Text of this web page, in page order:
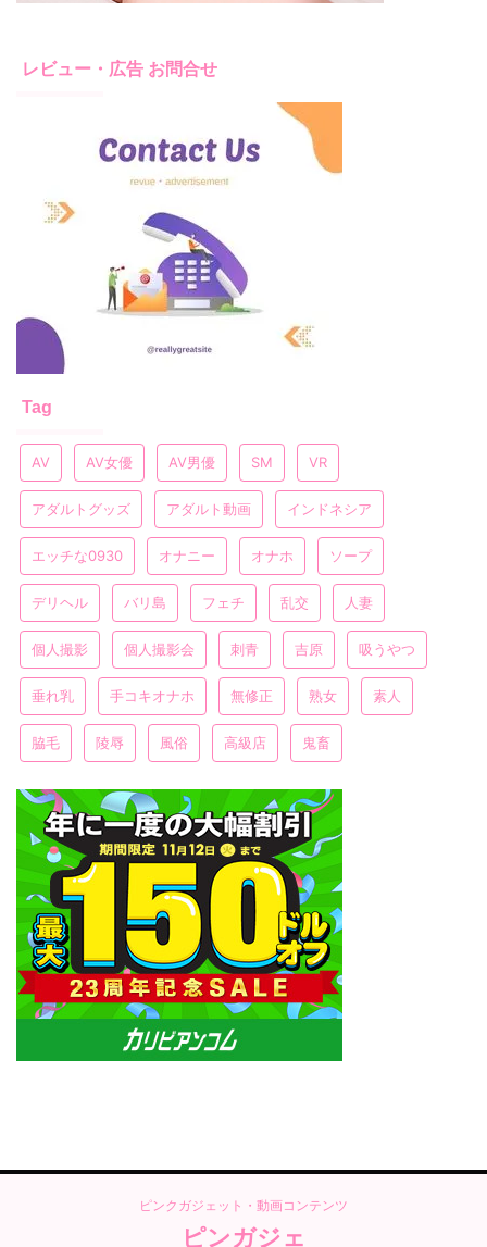
レビュー・広告 お問合せ
Tag
AV AV女優 AV男優 SM VR
アダルトグッズ アダルト動画 インドネシア
エッチな0930 オナニー オナホ ソープ
デリヘル バリ島 フェチ 乱交 人妻
個人撮影 個人撮影会 刺青 吉原 吸うやつ
垂れ乳 手コキオナホ 無修正 熟女 素人
脇毛 陵辱 風俗 高級店 鬼畜
ピンクガジェット・動画コンテンツ
ピンガジェ